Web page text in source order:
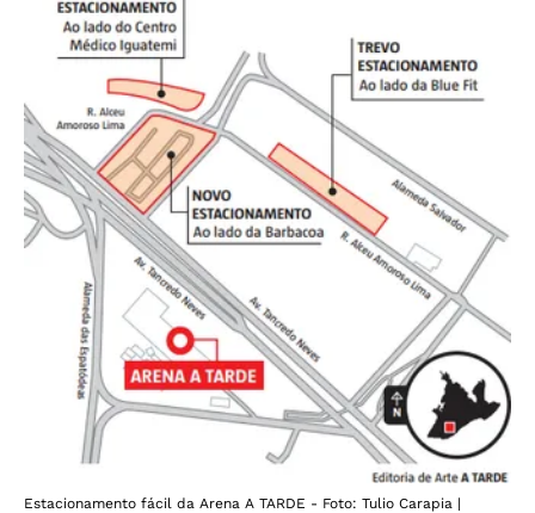
Estacionamento fácil da Arena A TARDE - Foto: Tulio Carapia |